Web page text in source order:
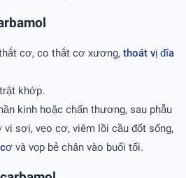
cơ, co thắt cơ xương, thoát vị đĩa
khớp.
kinh hoặc chấn thương, sau phẫu
vi sợi, vẹo cơ, viêm lồi cầu đốt sống,
và vọp bẻ chân vào buổi tối.